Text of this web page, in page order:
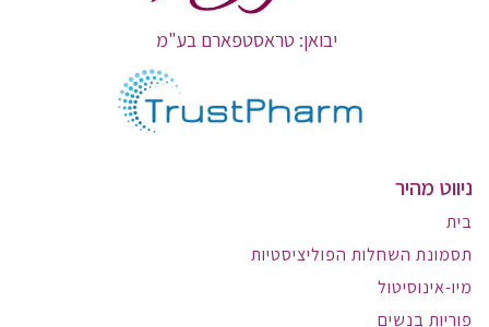
יבואן: טראסטפארם בע"מ
ניווט מהיר
בית
תסמונת השחלות הפוליציסטיות
מיו-אינוסיטול
פוריות בנשים